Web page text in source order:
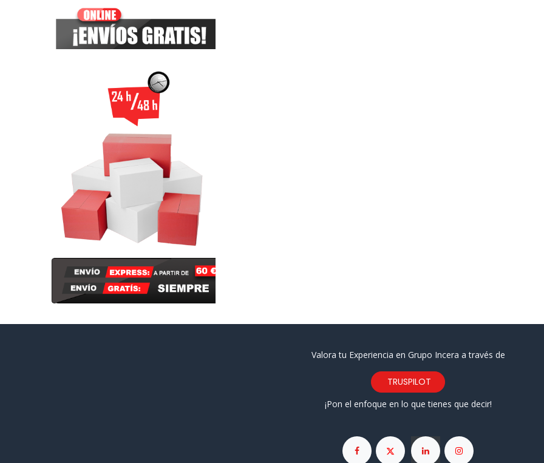
Valora tu Experiencia en Grupo Incera a través de
TRUSPILOT
¡Pon el enfoque en lo que tienes que decir!